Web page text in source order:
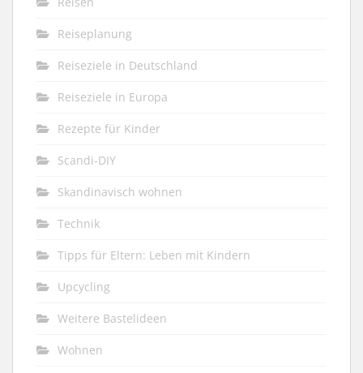
Reiseplanung
Reiseziele in Deutschland
Reiseziele in Europa
Rezepte für Kinder
Scandi-DIY
Skandinavisch wohnen
Technik
Tipps für Eltern: Leben mit Kindern
Upcycling
Weitere Bastelideen
Wohnen